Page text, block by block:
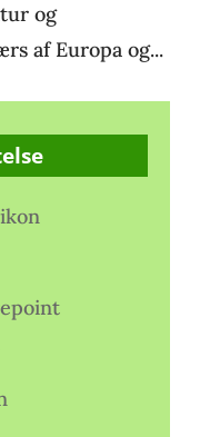
og
af Europa og...